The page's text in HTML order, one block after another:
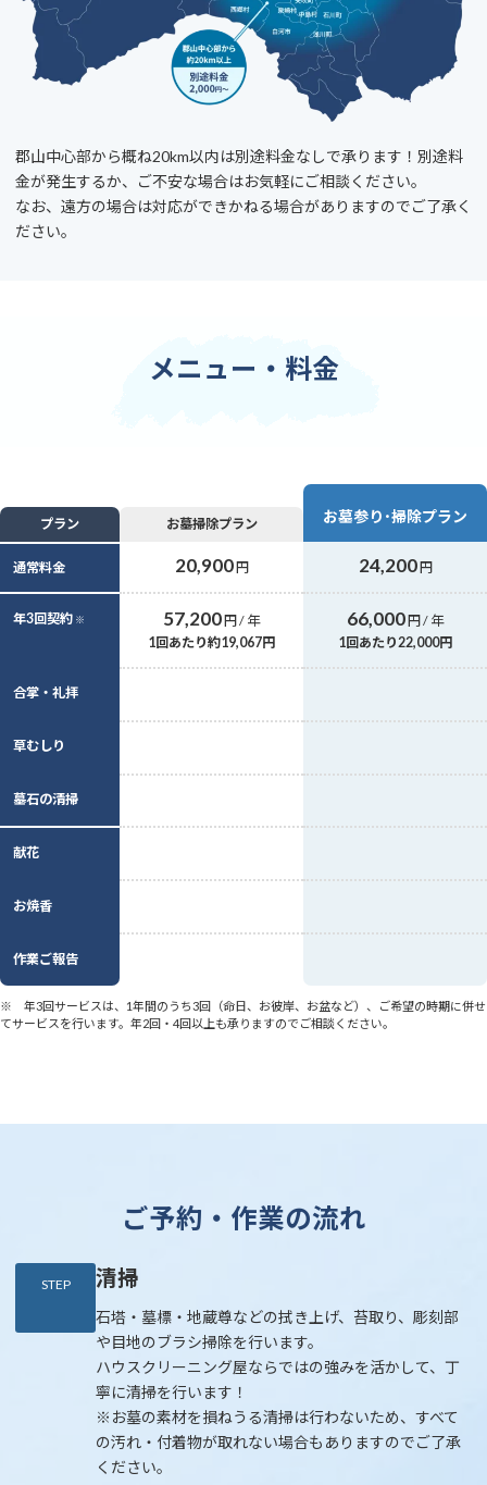
郡山中心部から概ね20km以内は別途料金なしで承ります！別途料
金が発生するか、ご不安な場合はお気軽にご相談ください。
なお、遠方の場合は対応ができかねる場合がありますのでご了承く
ださい。
メニュー・料金
プラン お墓掃除プラン お墓参り･掃除プラン
通常料金 20,900円 24,200円
年3回契約 ※ 57,200円/ 年
1回あたり約19,067円
66,000円/ 年
1回あたり22,000円
合掌・礼拝
草むしり
墓石の清掃
献花
お焼香
作業ご報告
※ 年3回サービスは、1年間のうち3回（命日、お彼岸、お盆など）、ご希望の時期に併せ
てサービスを行います。年2回・4回以上も承りますのでご相談ください。
ご予約・作業の流れ
STEP 清掃
石塔・墓標・地蔵尊などの拭き上げ、苔取り、彫刻部
や目地のブラシ掃除を行います。
ハウスクリーニング屋ならではの強みを活かして、丁
寧に清掃を行います！
※お墓の素材を損ねうる清掃は行わないため、すべて
の汚れ・付着物が取れない場合もありますのでご了承
ください。